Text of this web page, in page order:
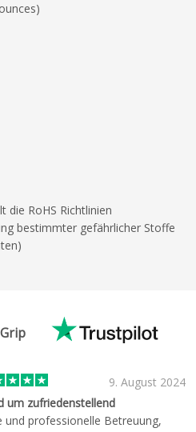
die RoHS Richtlinien
bestimmter gefährlicher Stoffe
9. August 2024
um zufriedenstellend
und professionelle Betreuung,